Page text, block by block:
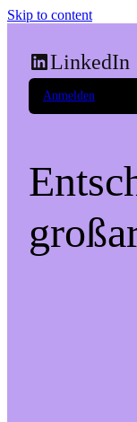
Skip to content
LinkedIn
Anmelden